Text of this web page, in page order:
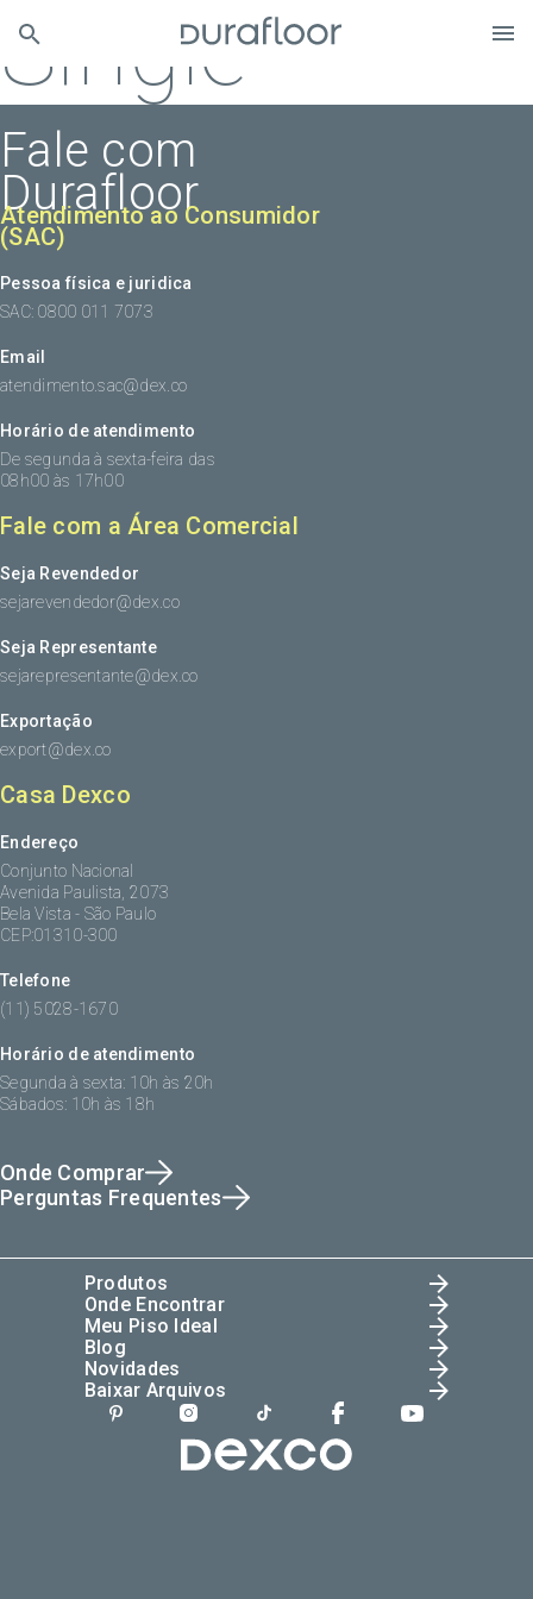
Single
Fale com
Durafloor
Atendimento ao Consumidor
(SAC)
Pessoa física e juridica
SAC: 0800 011 7073
Email
atendimento.sac@dex.co
Horário de atendimento
De segunda à sexta-feira das
08h00 às 17h00
Fale com a Área Comercial
Seja Revendedor
sejarevendedor@dex.co
Seja Representante
sejarepresentante@dex.co
Exportação
export@dex.co
Casa Dexco
Endereço
Conjunto Nacional
Avenida Paulista, 2073
Bela Vista - São Paulo
CEP:01310-300
Telefone
(11) 5028-1670
Horário de atendimento
Segunda à sexta: 10h às 20h
Sábados: 10h às 18h
Onde Comprar
Perguntas Frequentes
Produtos
Onde Encontrar
Meu Piso Ideal
Blog
Novidades
Baixar Arquivos